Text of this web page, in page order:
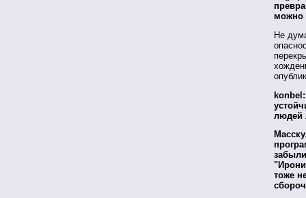
можно
Не
людей
тоже